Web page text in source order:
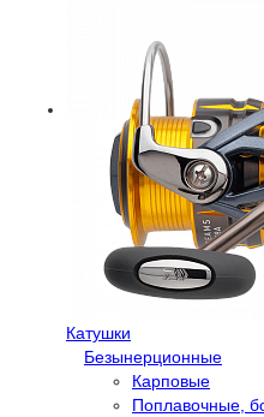
Катушки
Безынерционные
Карповые
Поплавочные,